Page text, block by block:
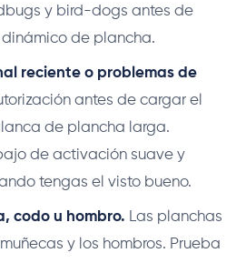
y bird-dogs antes de
de plancha.
reciente o problemas de
antes de cargar el
de plancha larga.
de activación suave y
tengas el visto bueno.
codo u hombro. Las planchas
y los hombros. Prueba